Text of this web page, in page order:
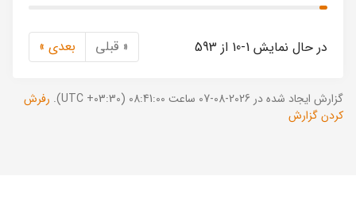
در حال نمایش 1-10 از 593 « قبلی بعدی »
گزارش ایجاد شده در 2026-08-07 ساعت 08:41:00 (UTC +03:30).
رفرش
کردن گزارش